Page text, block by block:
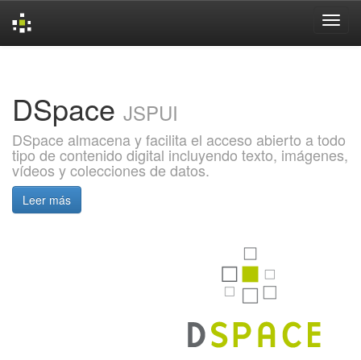
DSpace JSPUI
DSpace almacena y facilita el acceso abierto a todo
tipo de contenido digital incluyendo texto, imágenes,
vídeos y colecciones de datos.
Leer más